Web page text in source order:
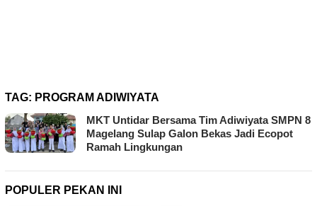
TAG: PROGRAM ADIWIYATA
MKT Untidar Bersama Tim Adiwiyata SMPN 8
Magelang Sulap Galon Bekas Jadi Ecopot
Ramah Lingkungan
POPULER PEKAN INI